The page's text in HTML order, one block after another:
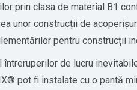
prin clasa de material B1
unor construcții de
pentru construcții
întreruperilor de lucru
pot fi instalate cu o pantă